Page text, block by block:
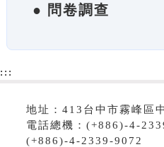
● 問卷調查
:::
地址：413台中市霧峰區
電話總機：(+886)-4-
(+886)-4-2339-9072